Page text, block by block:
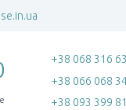
+38 068 316
+38 066 068
+38 093 399